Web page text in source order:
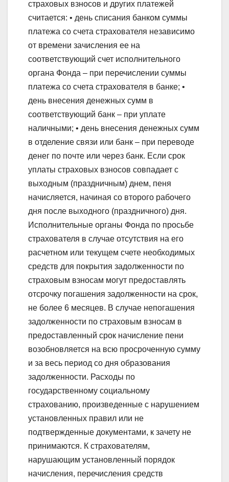
страховых взносов и других платежей
считается: • день списания банком суммы
платежа со счета страхователя независимо
от времени зачисления ее на
соответствующий счет исполнительного
органа Фонда – при перечислении суммы
платежа со счета страхователя в банке; •
день внесения денежных сумм в
соответствующий банк – при уплате
наличными; • день внесения денежных сумм
в отделение связи или банк – при переводе
денег по почте или через банк. Если срок
уплаты страховых взносов совпадает с
выходным (праздничным) днем, пеня
начисляется, начиная со второго рабочего
дня после выходного (праздничного) дня.
Исполнительные органы Фонда по просьбе
страхователя в случае отсутствия на его
расчетном или текущем счете необходимых
средств для покрытия задолженности по
страховым взносам могут предоставлять
отсрочку погашения задолженности на срок,
не более 6 месяцев. В случае непогашения
задолженности по страховым взносам в
предоставленный срок начисление пени
возобновляется на всю просроченную сумму
и за весь период со дня образования
задолженности. Расходы по
государственному социальному
страхованию, произведенные с нарушением
установленных правил или не
подтвержденные документами, к зачету не
принимаются. К страхователям,
нарушающим установленный порядок
начисления, перечисления средств